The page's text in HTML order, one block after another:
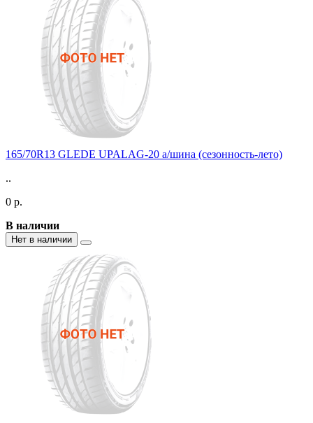
165/70R13 GLEDE UPALAG-20 а/шина (сезонность-лето)
..
0 р.
В наличии
Нет в наличии